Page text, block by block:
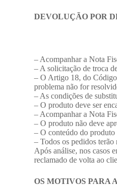
DEVOLUÇÃO POR
– Acompanhar a Nota
– A solicitação de troca
– O Artigo 18, do Código
problema não for
– As condições de
– O produto deve ser
– Acompanhar a Nota
– O produto não deve
– O conteúdo do
– Todos os pedidos
Após análise, nos casos
reclamado de volta ao
OS MOTIVOS PARA